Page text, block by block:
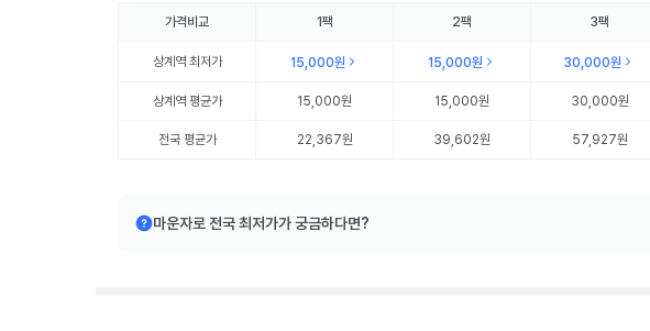
가격비교 1팩 2팩 3팩
상계역최저가 15,000원 15,000원 30,000원
상계역평균가 15,000원 15,000원 30,000원
전국 평균가 22,367원 39,602원 57,927원
마운자로 전국 최저가가 궁금하다면?